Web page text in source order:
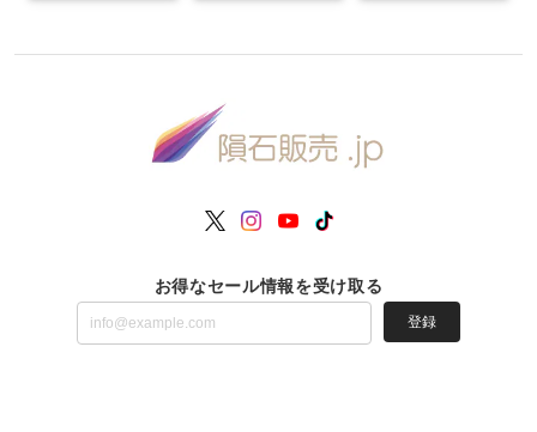
お得なセール情報を受け取る
登録